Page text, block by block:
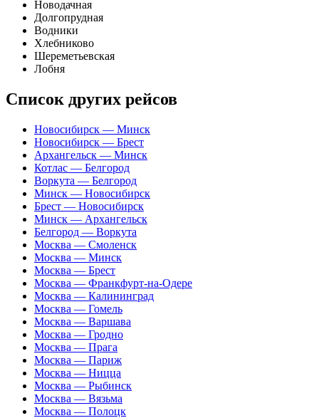
Новодачная
Долгопрудная
Водники
Хлебниково
Шереметьевская
Лобня
Список других рейсов
Новосибирск — Минск
Новосибирск — Брест
Архангельск — Минск
Котлас — Белгород
Воркута — Белгород
Минск — Новосибирск
Брест — Новосибирск
Минск — Архангельск
Белгород — Воркута
Москва — Смоленск
Москва — Минск
Москва — Брест
Москва — Франкфурт-на-Одере
Москва — Калининград
Москва — Гомель
Москва — Варшава
Москва — Гродно
Москва — Прага
Москва — Париж
Москва — Ницца
Москва — Рыбинск
Москва — Вязьма
Москва — Полоцк